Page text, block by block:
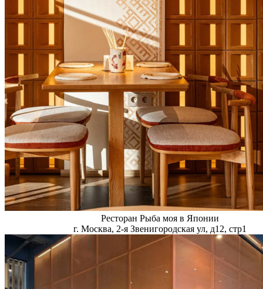
Ресторан Рыба моя в Японии
г. Москва, 2-я Звенигородская ул, д12, стр1